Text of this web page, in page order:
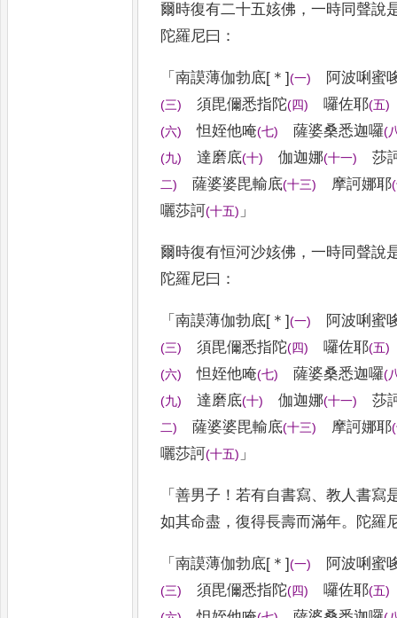
爾時復有二十五姟佛 ，一時同聲說
陀羅尼曰 ：
「南謨薄伽勃底[＊](一) 阿波唎蜜
(三) 須毘儞悉指陀(四) 囉佐耶(五)
(六) 怛姪他唵(七) 薩婆桑悉迦囉(
(九) 達磨底(十) 伽迦娜(十一) 莎
二) 薩婆婆毘輸底(十三) 摩訶娜耶(
囇莎訶(十五) 」
爾時復有恒河沙姟佛 ，一時同聲說
陀羅尼曰 ：
「南謨薄伽勃底[＊](一) 阿波唎蜜
(三) 須毘儞悉指陀(四) 囉佐耶(五)
(六) 怛姪他唵(七) 薩婆桑悉迦囉(
(九) 達磨底(十) 伽迦娜(十一) 莎
二) 薩婆婆毘輸底(十三) 摩訶娜耶(
囇莎訶(十五) 」
「善男子 ！若有自書寫、教人書寫
如其命盡 ，復得長壽而滿年。 陀羅
「南謨薄伽勃底[＊](一) 阿波唎蜜
(三) 須毘儞悉指陀(四) 囉佐耶(五)